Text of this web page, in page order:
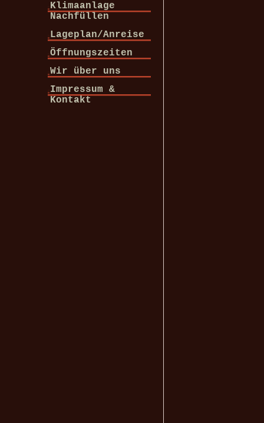
Klimaanlage
Nachfüllen
Lageplan/Anreise
Öffnungszeiten
Wir über uns
Impressum &
Kontakt